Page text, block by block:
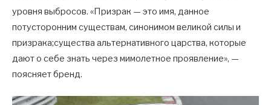
уровня выбросов. «Призрак — это имя, данное
потусторонним существам, синонимом великой силы и
призрака;существа альтернативного царства, которые
дают о себе знать через мимолетное проявление», —
поясняет бренд.